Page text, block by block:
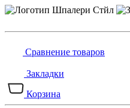
Сравнение товаров
Закладки
Корзина